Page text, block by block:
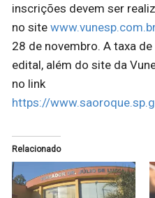
inscrições devem ser
no site www.vunesp.com.br
28 de novembro. A taxa
edital, além do site da
no link
https://
Relacionado